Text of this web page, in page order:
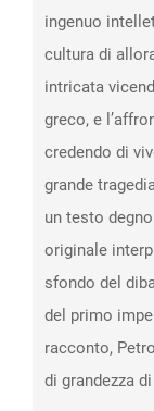
ingenuo
cultura di
intricata
greco, e
credendo di
grande
un testo
originale
sfondo del
del primo
racconto,
di grandezza